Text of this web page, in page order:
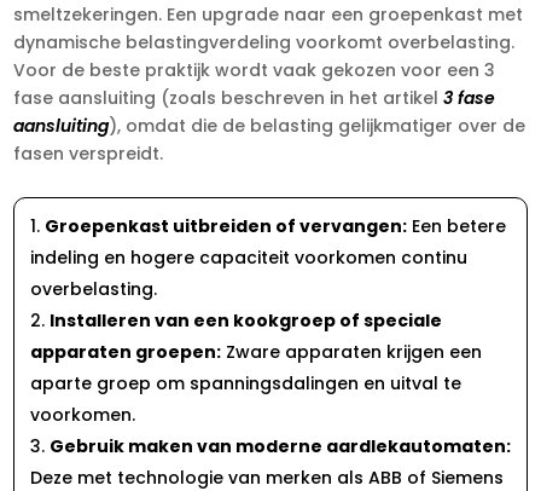
smeltzekeringen.​ Een upgrade naar een groepenkast met
dynamische belastingverdeling voorkomt overbelasting.​
Voor de beste praktijk wordt vaak gekozen voor een 3
fase aansluiting (zoals beschreven in het artikel3 fase
aansluiting), omdat die de belasting gelijkmatiger over de
fasen verspreidt.​
Groepenkast uitbreiden of vervangen: Een betere
indeling en hogere capaciteit voorkomen continu
overbelasting.​
Installeren van een kookgroep of speciale
apparaten groepen: Zware apparaten krijgen een
aparte groep om spanningsdalingen en uitval te
voorkomen.​
Gebruik maken van moderne aardlekautomaten:
Deze met technologie van merken als ABB of Siemens